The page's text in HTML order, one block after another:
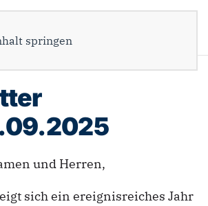
springen
und Herren,
sich ein ereignisreiches Jahr